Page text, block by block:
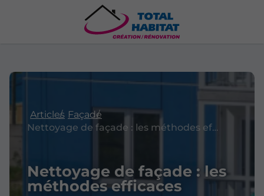
Articles Façade
Nettoyage de façade : les méthodes efficaces
Nettoyage de façade : les
méthodes efficaces